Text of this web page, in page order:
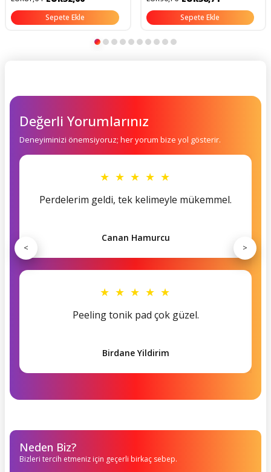
Sepete Ekle Sepete Ekle
Değerli Yorumlarınız
Deneyiminizi önemsiyoruz; her yorum bize yol gösterir.
★ ★ ★ ★ ★
Perdelerim geldi, tek kelimeyle mükemmel.
Canan Hamurcu
★ ★ ★ ★ ★
Peeling tonik pad çok güzel.
Birdane Yildirim
< >
Neden Biz?
Bizleri tercih etmeniz için geçerli birkaç sebep.